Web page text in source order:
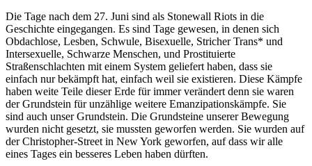
Die Tage nach dem 27. Juni sind als Stonewall Riots in die
Geschichte eingegangen. Es sind Tage gewesen, in denen sich
Obdachlose, Lesben, Schwule, Bisexuelle, Stricher Trans* und
Intersexuelle, Schwarze Menschen, und Prostituierte
Straßenschlachten mit einem System geliefert haben, dass sie
einfach nur bekämpft hat, einfach weil sie existieren. Diese Kämpfe
haben weite Teile dieser Erde für immer verändert denn sie waren
der Grundstein für unzählige weitere Emanzipationskämpfe. Sie
sind auch unser Grundstein. Die Grundsteine unserer Bewegung
wurden nicht gesetzt, sie mussten geworfen werden. Sie wurden auf
der Christopher-Street in New York geworfen, auf dass wir alle
eines Tages ein besseres Leben haben dürften.